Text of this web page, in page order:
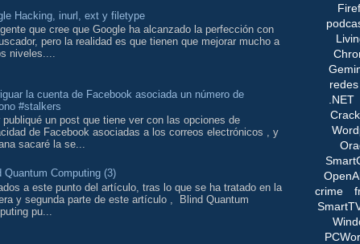
Hacking, inurl, ext y filetype
que cree que Google ha alcanzado la perfección con
pero la realidad es que tienen que mejorar mucho a
niveles....
la cuenta de Facebook asociada un número de
#stalkers
publiqué un post que tiene ver con las opciones de
de Facebook asociadas a los correos electrónicos , y
sacaré la se...
Quantum Computing (3)
a este punto del artículo, tras lo que se ha tratado en la
y segunda parte de este artículo , Blind Quantum
pu...
.NET
crime